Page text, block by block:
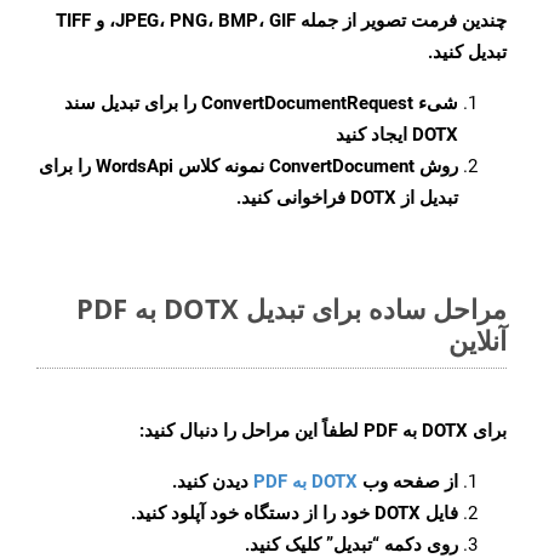
چندین فرمت تصویر از جمله JPEG، PNG، BMP، GIF، و TIFF
تبدیل کنید.
شیء ConvertDocumentRequest را برای تبدیل سند
DOTX ایجاد کنید
روش ConvertDocument
نمونه کلاس WordsApi را برای
تبدیل از DOTX فراخوانی کنید.
مراحل ساده برای تبدیل DOTX به PDF
آنلاین
برای DOTX به PDF لطفاً این مراحل را دنبال کنید:
از صفحه وب DOTX به PDF
دیدن کنید.
فایل DOTX خود را از دستگاه خود آپلود کنید.
روی دکمه “تبدیل”کلیک کنید.